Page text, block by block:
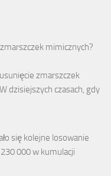
mimicznych?
zmarszczek
dzisiejszych czasach, gdy
się kolejne losowanie
230 000 w kumulacji